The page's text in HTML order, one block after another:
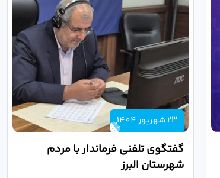
23 شهریور 1404
گفتگوی تلفنی فرماندار با مردم
شهرستان البرز